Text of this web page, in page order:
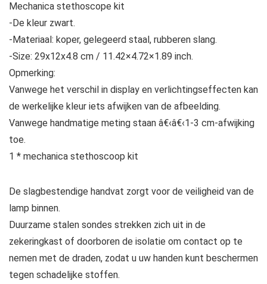
Mechanica stethoscope kit
-De kleur zwart.
-Materiaal: koper, gelegeerd staal, rubberen slang.
-Size: 29x12x4.8 cm / 11.42×4.72×1.89 inch.
Opmerking:
Vanwege het verschil in display en verlichtingseffecten kan
de werkelijke kleur iets afwijken van de afbeelding.
Vanwege handmatige meting staan â€‹â€‹1-3 cm-afwijking
toe.
1 * mechanica stethoscoop kit
De slagbestendige handvat zorgt voor de veiligheid van de
lamp binnen.
Duurzame stalen sondes strekken zich uit in de
zekeringkast of doorboren de isolatie om contact op te
nemen met de draden, zodat u uw handen kunt beschermen
tegen schadelijke stoffen.